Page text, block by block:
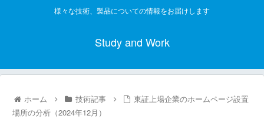
様々な技術、製品についての情報をお届けします
Study and Work
ホーム 技術記事
東証上場企業のホームページ設置
場所の分析（2024年12月）